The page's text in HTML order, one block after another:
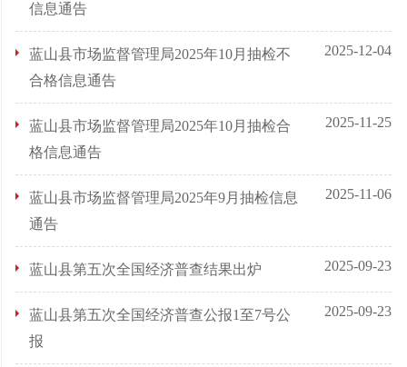
信息通告
蓝山县市场监督管理局2025年10月抽检不
合格信息通告
2025-12-04
蓝山县市场监督管理局2025年10月抽检合
格信息通告
2025-11-25
蓝山县市场监督管理局2025年9月抽检信息
通告
2025-11-06
蓝山县第五次全国经济普查结果出炉 2025-09-23
蓝山县第五次全国经济普查公报1至7号公
报
2025-09-23